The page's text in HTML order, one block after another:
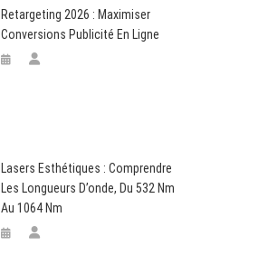
Retargeting 2026 : Maximiser
Conversions Publicité En Ligne
Lasers Esthétiques : Comprendre
Les Longueurs D’onde, Du 532 Nm
Au 1064 Nm